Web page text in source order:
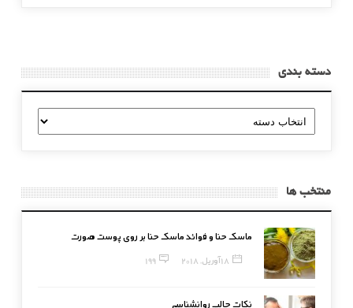
دسته بندی
دسته
بندی
منتخب ها
ماسک حنا و فوائد ماسک حنا بر روی پوست صورت
18 آوریل, 2018 199
نکات جالب روانشناسی